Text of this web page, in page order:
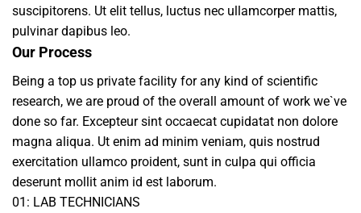
suscipitorens. Ut elit tellus, luctus nec ullamcorper mattis,
pulvinar dapibus leo.
Our Process
Being a top us private facility for any kind of scientific
research, we are proud of the overall amount of work we`ve
done so far. Excepteur sint occaecat cupidatat non dolore
magna aliqua. Ut enim ad minim veniam, quis nostrud
exercitation ullamco proident, sunt in culpa qui officia
deserunt mollit anim id est laborum.
01: LAB TECHNICIANS